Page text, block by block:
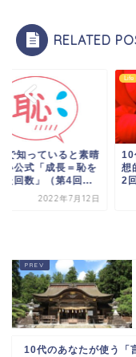
RELATED
で知っていると素晴
い公式「成長＝恥を
た回数」（第4回...
2022年7月12日
Life
10
想
2
10代のあなたが使う「